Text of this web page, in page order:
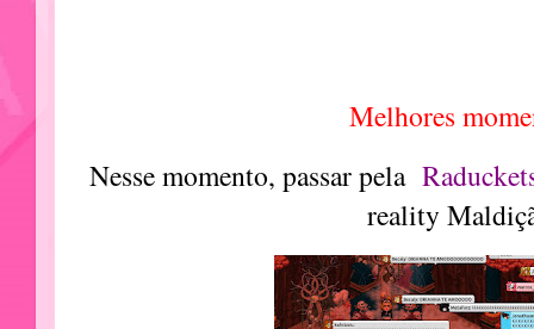
Melhores
Nesse momento, passar pela
reality